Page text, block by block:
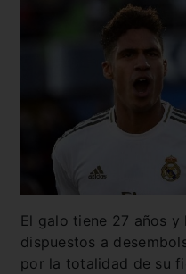
El galo tiene 27 años y
dispuestos a
por la totalidad de su